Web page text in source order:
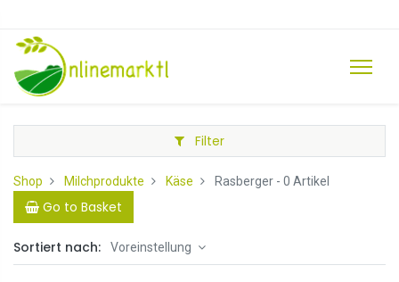
Filter
Shop Milchprodukte Käse Rasberger - 0 Artikel
Go to Basket
Sortiert nach: Voreinstellung